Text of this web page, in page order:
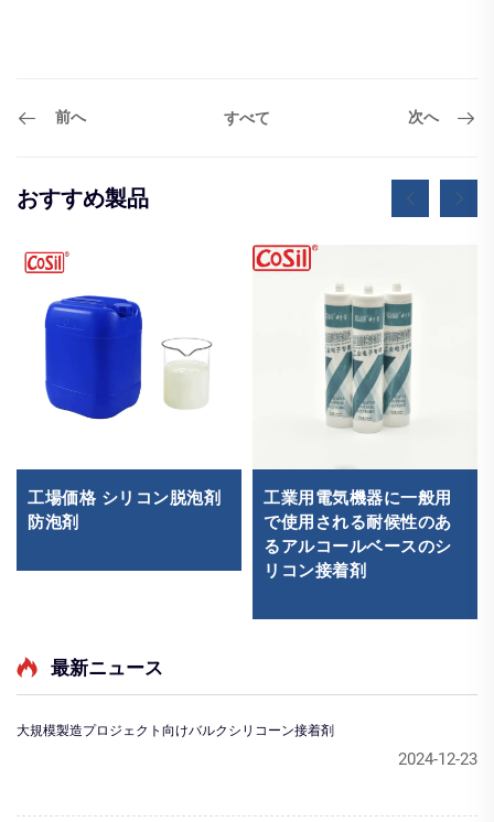
前へ すべて 次へ
おすすめ製品
工場価格 シリコン脱泡剤
防泡剤
工業用電気機器に一般用
で使用される耐候性のあ
るアルコールベースのシ
リコン接着剤
最新ニュース
大規模製造プロジェクト向けバルクシリコーン接着剤
2024-12-23